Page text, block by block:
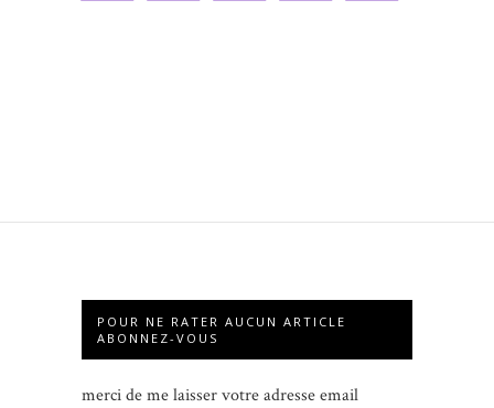
POUR NE RATER AUCUN ARTICLE
ABONNEZ-VOUS
merci de me laisser votre adresse email